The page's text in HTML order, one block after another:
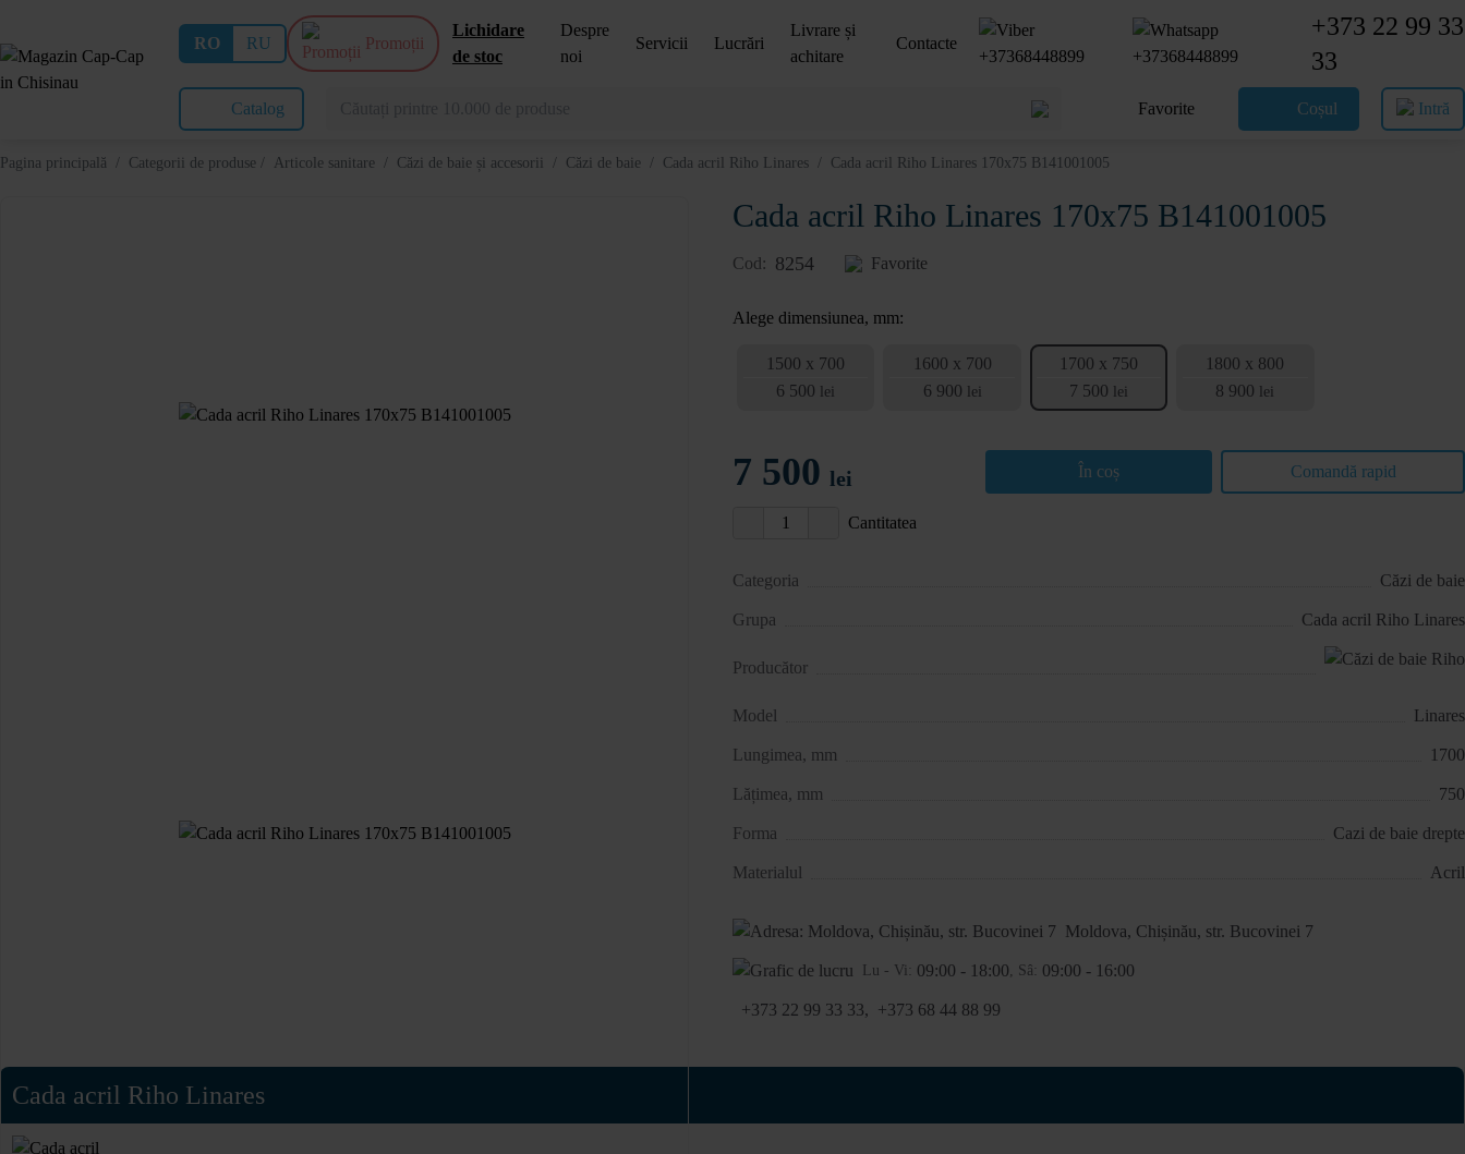
RO RU Promoții
Lichidare
de stoc
Despre
noi
Servicii Lucrări
Livrare și
achitare
Contacte
+373 22 99 33
33
Catalog Favorite Coșul Intră
Pagina principală / Categorii de produse / Articole sanitare / Căzi de baie și accesorii / Căzi de baie / Cada acril Riho Linares / Cada acril Riho Linares 170x75 B141001005
Cada acril Riho Linares 170x75 B141001005
Cod: 8254 Favorite
Alege dimensiunea, mm:
1500 x 700
6 500
lei
1600 x 700
6 900
lei
1700 x 750
7 500
lei
1800 x 800
8 900
lei
7 500 lei În coș Comandă rapid
Cantitatea
Categoria Căzi de baie
Grupa Cada acril Riho Linares
Producător
Model Linares
Lungimea, mm 1700
Lățimea, mm 750
Forma Cazi de baie drepte
Materialul Acril
Moldova, Chișinău, str. Bucovinei 7
Lu - Vi: 09:00 - 18:00, Sâ: 09:00 - 16:00
+373 22 99 33 33, +373 68 44 88 99
Cada acril Riho Linares